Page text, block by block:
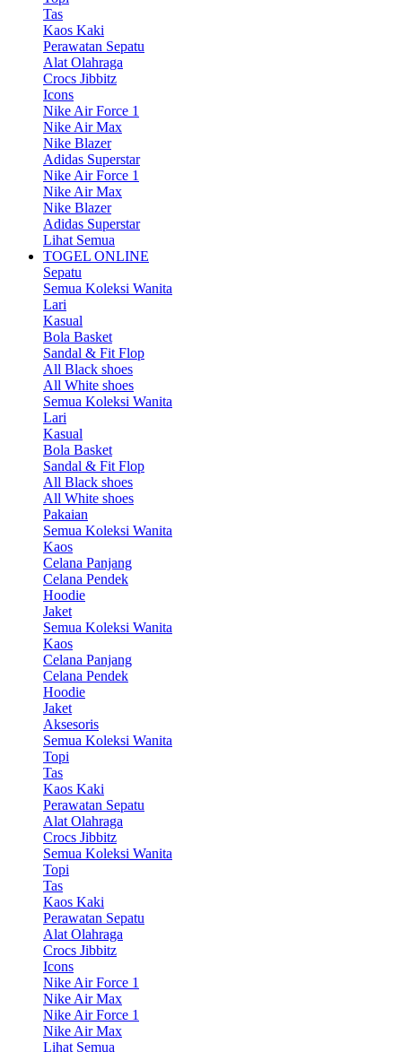
Tas
Kaos Kaki
Perawatan Sepatu
Alat Olahraga
Crocs Jibbitz
Icons
Nike Air Force 1
Nike Air Max
Nike Blazer
Adidas Superstar
Nike Air Force 1
Nike Air Max
Nike Blazer
Adidas Superstar
Lihat Semua
TOGEL ONLINE
Sepatu
Semua Koleksi Wanita
Lari
Kasual
Bola Basket
Sandal & Fit Flop
All Black shoes
All White shoes
Semua Koleksi Wanita
Lari
Kasual
Bola Basket
Sandal & Fit Flop
All Black shoes
All White shoes
Pakaian
Semua Koleksi Wanita
Kaos
Celana Panjang
Celana Pendek
Hoodie
Jaket
Semua Koleksi Wanita
Kaos
Celana Panjang
Celana Pendek
Hoodie
Jaket
Aksesoris
Semua Koleksi Wanita
Topi
Tas
Kaos Kaki
Perawatan Sepatu
Alat Olahraga
Crocs Jibbitz
Semua Koleksi Wanita
Topi
Tas
Kaos Kaki
Perawatan Sepatu
Alat Olahraga
Crocs Jibbitz
Icons
Nike Air Force 1
Nike Air Max
Nike Air Force 1
Nike Air Max
Lihat Semua